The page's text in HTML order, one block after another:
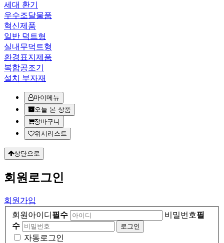
세대 환기
우수조달물품
혁신제품
일반 덕트형
실내무덕트형
환경표지제품
복합공조기
설치 부자재
마이메뉴
오늘 본 상품
장바구니
위시리스트
상단으로
회원 로그인
회원가입
회원아이디 필수 비밀번호필
수
자동로그인